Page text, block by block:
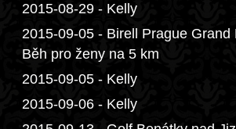
2015-08-29 - Kelly
2015-09-05 - Birell Prague Grand
Běh pro ženy na 5 km
2015-09-05 - Kelly
2015-09-06 - Kelly